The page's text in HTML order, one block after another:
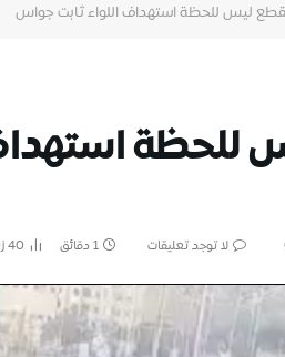
ليس للحظة استهداف اللواء ثابت جواس
استهداف
لا توجد تعليقات 1 دقائق 40